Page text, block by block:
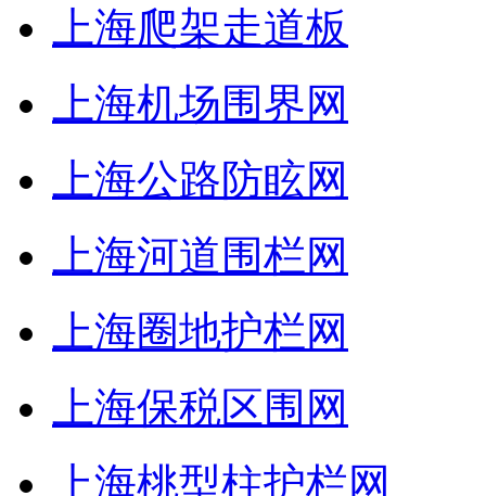
上海爬架走道板
上海机场围界网
上海公路防眩网
上海河道围栏网
上海圈地护栏网
上海保税区围网
上海桃型柱护栏网